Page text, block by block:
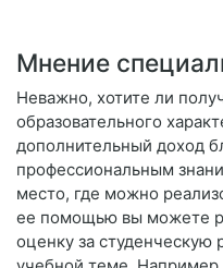
Мнение
Неважно, хотите ли
образовательного
дополнительный доход
профессиональным
место, где можно
ее помощью вы можете
оценку за студенческую